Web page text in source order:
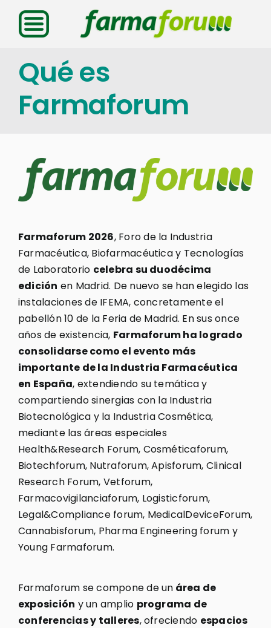
Saltar
contenido
Qué es
Farmaforum
Farmaforum 2026, Foro de la Industria
Farmacéutica, Biofarmacéutica y Tecnologías
de Laboratorio celebra su duodécima
edición en Madrid. De nuevo se han elegido las
instalaciones de IFEMA, concretamente el
pabellón 10 de la Feria de Madrid. En sus once
años de existencia, Farmaforum ha logrado
consolidarse como el evento más
importante de la Industria Farmacéutica
en España, extendiendo su temática y
compartiendo sinergias con la Industria
Biotecnológica y la Industria Cosmética,
mediante las áreas especiales
Health&Research Forum, Cosméticaforum,
Biotechforum, Nutraforum, Apisforum, Clinical
Research Forum, Vetforum,
Farmacovigilanciaforum, Logisticforum,
Legal&Compliance forum, MedicalDeviceForum,
Cannabisforum, Pharma Engineering forum y
Young Farmaforum.
Farmaforum se compone de un área de
exposición y un amplio programa de
conferencias y talleres, ofreciendo espacios